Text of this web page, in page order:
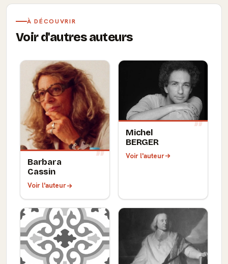
À DÉCOUVRIR
Voir d'autres auteurs
Barbara
Cassin
Voir l'auteur
Michel
BERGER
Voir l'auteur